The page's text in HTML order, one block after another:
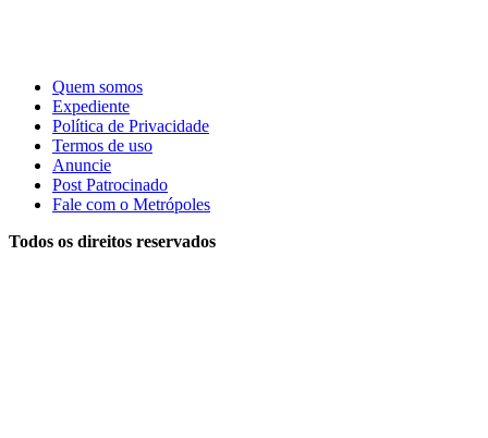
Quem somos
Expediente
Política de Privacidade
Termos de uso
Anuncie
Post Patrocinado
Fale com o Metrópoles
Todos os direitos reservados